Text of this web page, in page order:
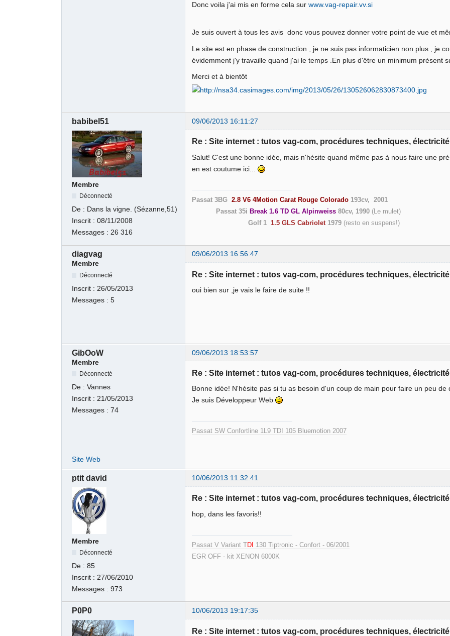
Donc voila j'ai mis en forme cela surwww.vag-repair.vv.si
Je suis ouvert à tous les avis donc vous pouvez donner votre point de vue et
Le site est en phase de construction , je ne suis pas informaticien non plus , je
évidemment j'y travaille quand j'ai le temps .En plus d'être un minimum présent
Merci et à bientôt
babibel51 09/06/2013 16:11:27
Membre
Déconnecté
De : Dans la vigne. (Sézanne,51)
Inscrit :08/11/2008
Messages :26 316
Re : Site internet : tutos vag-com, procédures techniques, électricité
Salut! C'est une bonne idée, mais n'hésite quand même pas à nous faire une
en est coutume ici...
Passat 3BG 2.8 V6 4Motion Carat Rouge Colorado 193cv, 2001
Passat 35i Break 1.6 TD GL Alpinweiss 80cv, 1990 (Le
Golf 1 1.5 GLS Cabriolet 1979 (resto en
diagvag
09/06/2013 16:56:47
Membre
Déconnecté
Inscrit : 26/05/2013
Messages :5
Re : Site internet : tutos vag-com, procédures techniques, électricité
oui bien sur ,je vais le faire de suite !!
GibOoW
09/06/2013 18:53:57
Membre
Déconnecté
De :Vannes
Inscrit : 21/05/2013
Messages :74
Re : Site internet : tutos vag-com, procédures techniques, électricité
Bonne idée! N'hésite pas si tu as besoin d'un coup de main pour faire un peu de
Je suis Développeur Web
Passat SW Confortline 1L9 TDI 105 Bluemotion 2007
Site Web
ptit david 10/06/2013 11:32:41
Membre
Déconnecté
De :85
Inscrit : 27/06/2010
Messages :973
Re : Site internet : tutos vag-com, procédures techniques, électricité
hop, dans les favoris!!
Passat V Variant TDI 130 Tiptronic - Confort - 06/2001
EGR OFF - kit XENON 6000K
P0P0 10/06/2013 19:17:35
Re : Site internet : tutos vag-com, procédures techniques, électricité